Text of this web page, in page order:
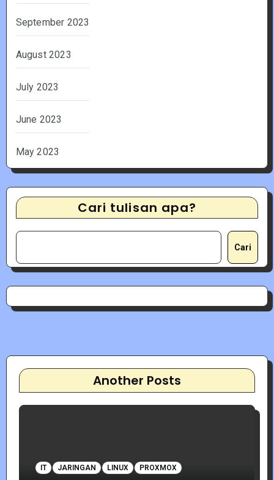
September 2023
August 2023
July 2023
June 2023
May 2023
Cari tulisan apa?
Cari
Another Posts
IT JARINGAN LINUX PROXMOX